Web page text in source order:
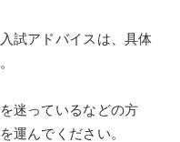
試アドバイスは、具体
迷っているなどの方
運んでください。